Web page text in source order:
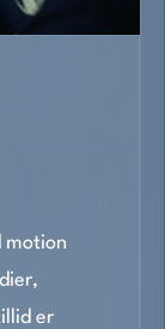
motion
er